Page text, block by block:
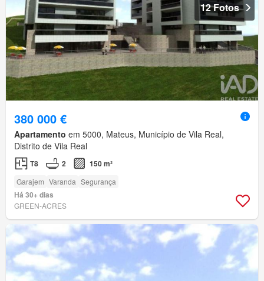
12 Fotos
380 000 €
Apartamento em 5000, Mateus, Município de Vila Real,
Distrito de Vila Real
T8 2 150 m²
Garajem Varanda Segurança
Há 30+ dias
GREEN-ACRES